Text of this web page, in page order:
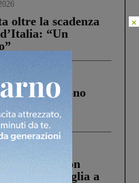
oltre la scadenza
“Un
in cui morirono
schianto, il
fra tir....
di Castiglion
ucciso la figlia a
×